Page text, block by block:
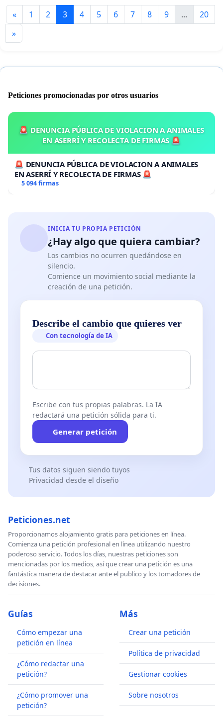
« 1 2 3 4 5 6 7 8 9 ...
20
»
Peticiones promocionadas por otros usuarios
🚨 DENUNCIA PÚBLICA DE VIOLACION A ANIMALES
EN ASERRÍ Y RECOLECTA DE FIRMAS 🚨
🚨 DENUNCIA PÚBLICA DE VIOLACION A ANIMALES
EN ASERRÍ Y RECOLECTA DE FIRMAS 🚨
5 094 firmas
INICIA TU PROPIA PETICIÓN
¿Hay algo que quiera cambiar?
Los cambios no ocurren quedándose en
silencio.
Comience un movimiento social mediante la
creación de una petición.
Describe el cambio que quieres ver
Con tecnología de IA
Escribe con tus propias palabras. La IA
redactará una petición sólida para ti.
Generar petición
Tus datos siguen siendo tuyos
Privacidad desde el diseño
Peticiones.net
Proporcionamos alojamiento gratis para peticiones en línea.
Comienza una petición profesional en línea utilizando nuestro
poderoso servicio. Todos los días, nuestras peticiones son
mencionadas por los medios, así que crear una petición es una
fantástica manera de destacar ante el publico y los tomadores de
decisiones.
Guías
Cómo empezar una
petición en línea
¿Cómo redactar una
petición?
¿Cómo promover una
petición?
Más
Crear una petición
Política de privacidad
Gestionar cookies
Sobre nosotros